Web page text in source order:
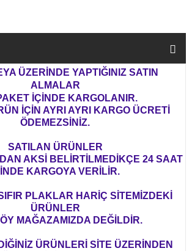
ÜZERİNDE YAPTIĞINIZ SATIN
ALMALAR
İÇİNDE KARGOLANIR.
İÇİN AYRI AYRI KARGO ÜCRETİ
ÖDEMEZSİNİZ.
SATILAN ÜRÜNLER
AKSİ BELİRTİLMEDİKÇE 24 SAAT
KARGOYA VERİLİR.
PLAKLAR HARİÇ SİTEMİZDEKİ
ÜRÜNLER
MAĞAZAMIZDA DEĞİLDİR.
ÜRÜNLERİ SİTE ÜZERİNDEN